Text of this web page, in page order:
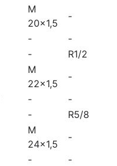
M
20x1,5
-
-
-
-
R1/2
M
22x1,5
-
-
-
-
R5/8
M
24x1,5
-
-
-